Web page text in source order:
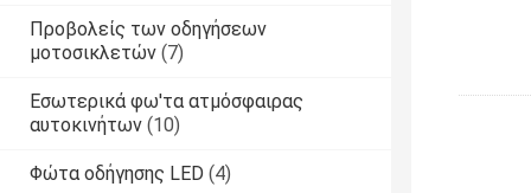
Προβολείς των οδηγήσεων
μοτοσικλετών (7)
Εσωτερικά φω'τα ατμόσφαιρας
αυτοκινήτων (10)
Φώτα οδήγησης LED (4)